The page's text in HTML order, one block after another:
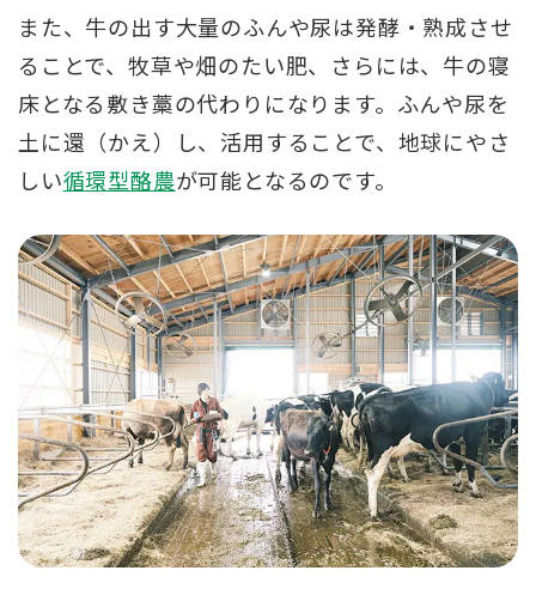
また、牛の出す大量のふんや尿は発酵・熟成させ
ることで、牧草や畑のたい肥、さらには、牛の寝
床となる敷き藁の代わりになります。ふんや尿を
土に還（かえ）し、活用することで、地球にやさ
しい循環型酪農が可能となるのです。